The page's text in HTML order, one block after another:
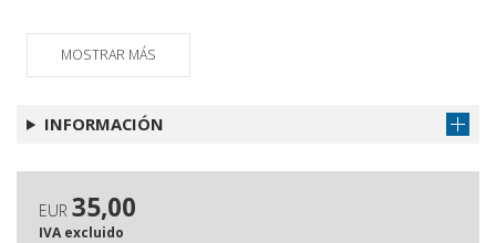
MOSTRAR MÁS
INFORMACIÓN
EUR 35,00
IVA excluido